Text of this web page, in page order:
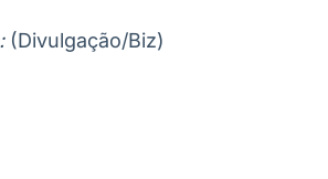
(Divulgação/Biz)